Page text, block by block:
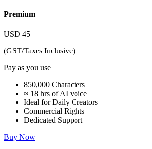
Premium
USD 45
(GST/Taxes Inclusive)
Pay as you use
850,000 Characters
≈ 18 hrs of AI voice
Ideal for Daily Creators
Commercial Rights
Dedicated Support
Buy Now